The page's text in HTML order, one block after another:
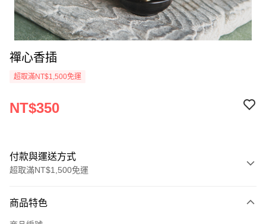
禪心香插
超取滿NT$1,500免運
NT$350
付款與運送方式
超取滿NT$1,500免運
信用卡一次付款
商品特色